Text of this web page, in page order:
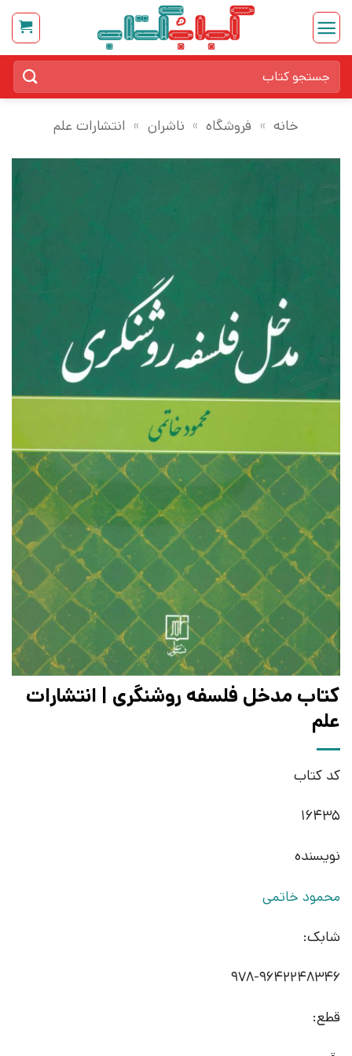
Skip
content
برای:
خانه » فروشگاه » ناشران » انتشارات علم
کتاب مدخل فلسفه روشنگری | انتشارات
علم
کد کتاب
16435
نویسنده
محمود خاتمی
شابک:
978-9642248346
قطع: